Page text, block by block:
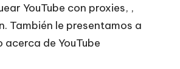
YouTube con proxies, ,
También le presentamos a
de YouTube